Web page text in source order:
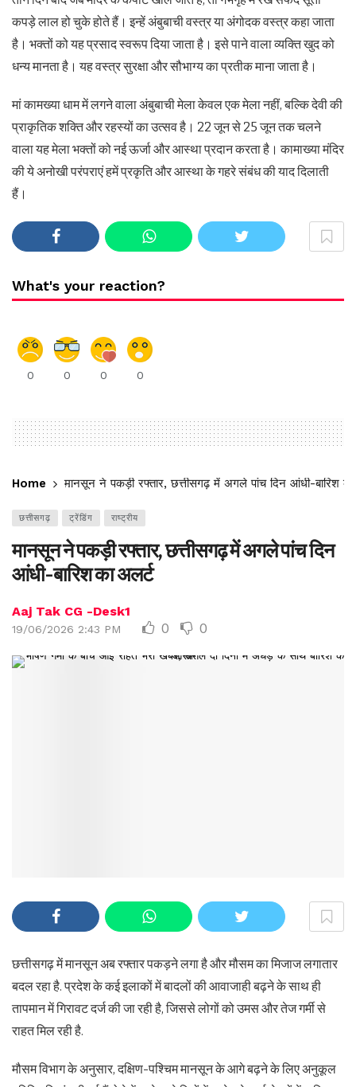
कपड़े लाल हो चुके होते हैं। इन्हें अंबुबाची वस्त्र या अंगोदक वस्त्र कहा जाता
है। भक्तों को यह प्रसाद स्वरूप दिया जाता है। इसे पाने वाला व्यक्ति खुद को
धन्य मानता है। यह वस्त्र सुरक्षा और सौभाग्य का प्रतीक माना जाता है।
मां कामख्या धाम में लगने वाला अंबुबाची मेला केवल एक मेला नहीं, बल्कि देवी की
प्राकृतिक शक्ति और रहस्यों का उत्सव है। 22 जून से 25 जून तक चलने
वाला यह मेला भक्तों को नई ऊर्जा और आस्था प्रदान करता है। कामाख्या मंदिर
की ये अनोखी परंपराएं हमें प्रकृति और आस्था के गहरे संबंध की याद दिलाती
हैं।
What's your reaction?
0 0 0 0
Home मानसून ने पकड़ी रफ्तार, छत्तीसगढ़ में अगले पांच दिन आंधी-बारिश
छत्तीसगढ़ ट्रेंडिंग राष्ट्रीय
मानसून ने पकड़ी रफ्तार, छत्तीसगढ़ में अगले पांच दिन
आंधी-बारिश का अलर्ट
Aaj Tak CG -Desk1
19/06/2026 2:43 PM 0 0
छत्तीसगढ़ में मानसून अब रफ्तार पकड़ने लगा है और मौसम का मिजाज लगातार
बदल रहा है. प्रदेश के कई इलाकों में बादलों की आवाजाही बढ़ने के साथ ही
तापमान में गिरावट दर्ज की जा रही है, जिससे लोगों को उमस और तेज गर्मी से
राहत मिल रही है.
मौसम विभाग के अनुसार, दक्षिण-पश्चिम मानसून के आगे बढ़ने के लिए अनुकूल